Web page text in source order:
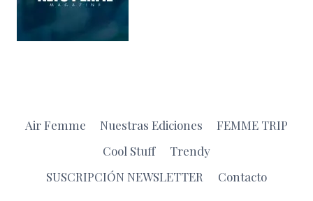
Air Femme Nuestras Ediciones
FEMME TRIP
Cool Stuff
Trendy
SUSCRIPCIÓN NEWSLETTER
Contacto